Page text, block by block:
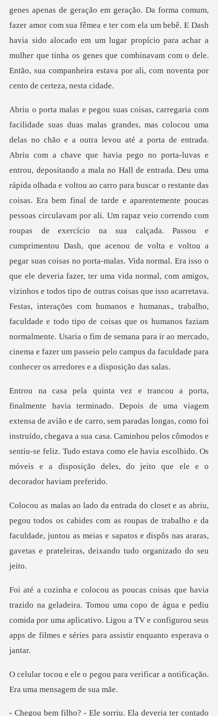
genes apenas de geração em geração. Da forma comum,
fazer amor com sua fêmea e ter com ela um be
as
coisas. Era bem final de tarde e aparentemente poucas
pessoas circulavam por ali. Um rapaz veio correndo com
roupas de exercício na sua calçada. Passou e
cumprimentou Dash, que acenou de volta e voltou a
pegar suas coisas no porta-malas. Vida normal. Era isso o
que ele deveria fazer, ter uma vida normal, com amigos,
vi
e de carro, sem paradas longas, como foi
instruído, chegava a sua casa. Caminhou pelos cômodos e
sentiu-se feliz. Tu
des com as roupas de trabalho e da
faculdade, juntou as meias e sapatos e dis
Tomou uma copo de água e pediu
comida por uma aplicativo. Ligou a TV e conf
para verificar a notificação
u. Ela deveria ter contado